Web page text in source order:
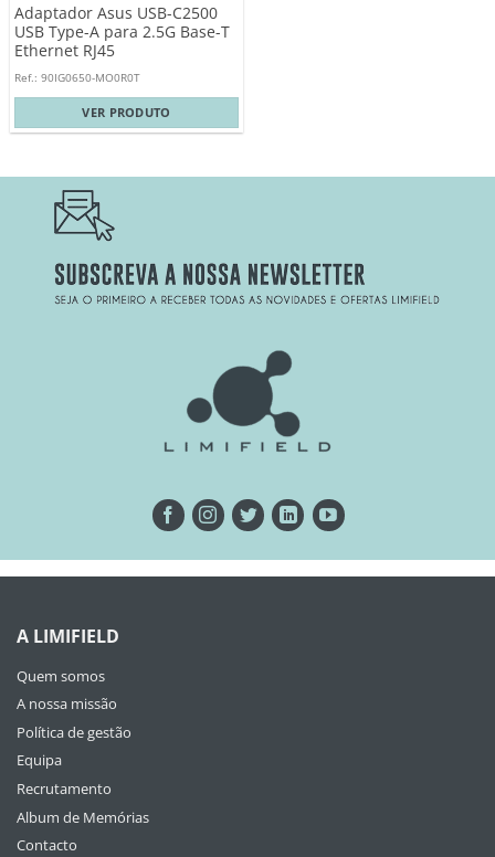
Adaptador Asus USB-C2500
USB Type-A para 2.5G Base-T
Ethernet RJ45
Ref.: 90IG0650-MO0R0T
VER PRODUTO
A LIMIFIELD
Quem somos
A nossa missão
Política de gestão
Equipa
Recrutamento
Album de Memórias
Contacto